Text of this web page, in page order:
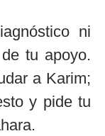
ni
tu apoyo.
a Karim;
y pide tu